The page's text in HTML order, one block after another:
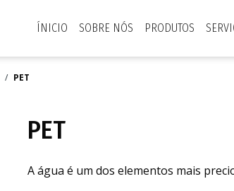
ÍNICIO
SOBRE NÓS PRODUTOS
PET
PET
A água é um dos elementos mais